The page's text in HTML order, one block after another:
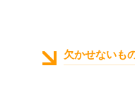
欠かせないも